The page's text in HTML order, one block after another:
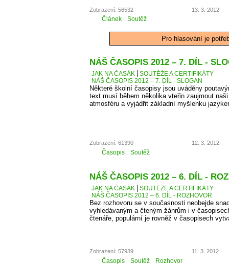
Zobrazení: 56532 13. 3. 2012
Článek Soutěž
Pro hlasování je
NÁŠ ČASOPIS 2012 – 7. DÍL -
JAK NA ČASÁK
SOUTĚŽE A CERTIFIKÁTY
NÁŠ ČASOPIS 2012 – 7. DÍL - SLOGAN
Některé školní časopisy jsou uváděny
text musí během několika vteřin zaujmout
atmosféru a vyjádřit základní myšlenku
Zobrazení: 61390 12. 3. 2012
Časopis Soutěž
NÁŠ ČASOPIS 2012 – 6. DÍL -
JAK NA ČASÁK
SOUTĚŽE A CERTIFIKÁTY
NÁŠ ČASOPIS 2012 – 6. DÍL - ROZHOVOR
Bez rozhovoru se v současnosti neobejde
vyhledávaným a čteným žánrům i v
čtenáře, populární je rovněž v časopisech
Zobrazení: 57939 11. 3. 2012
Časopis Soutěž Rozhovor